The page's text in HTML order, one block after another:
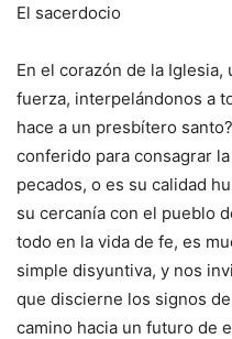
El sacerdocio
En el corazón de la
fuerza, interpelándonos a
hace a un presbítero
conferido para consagrar
pecados, o es su calidad
su cercanía con el pueblo
todo en la vida de fe, es
simple disyuntiva, y nos
que discierne los signos
camino hacia un futuro de